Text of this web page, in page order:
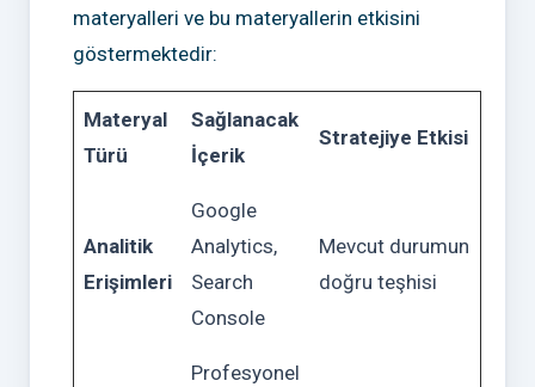
materyalleri ve bu materyallerin etkisini
göstermektedir:
Materyal
Türü
Sağlanacak
İçerik
Stratejiye Etkisi
Analitik
Erişimleri
Google
Analytics,
Search
Console
Mevcut durumun
doğru teşhisi
Profesyonel